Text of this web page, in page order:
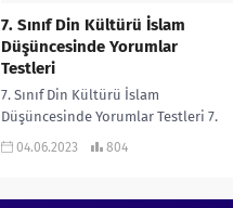
7. Sınıf Din Kültürü İslam
Düşüncesinde Yorumlar
Testleri
7. Sınıf Din Kültürü İslam
Düşüncesinde Yorumlar Testleri 7.
Sınıf Din Kültürü İslam
04.06.2023 804